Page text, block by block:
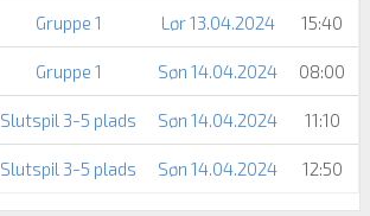
Gruppe 1 Lør 13.04.2024 15:40
Gruppe 1 Søn 14.04.2024 08:00
Slutspil 3-5 plads Søn 14.04.2024 11:10
Slutspil 3-5 plads Søn 14.04.2024 12:50